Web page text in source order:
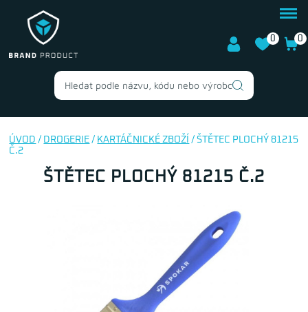
0 0
ÚVOD / DROGERIE / KARTÁČNICKÉ ZBOŽÍ / ŠTĚTEC PLOCHÝ 81215
Č.2
ŠTĚTEC PLOCHÝ 81215 Č.2